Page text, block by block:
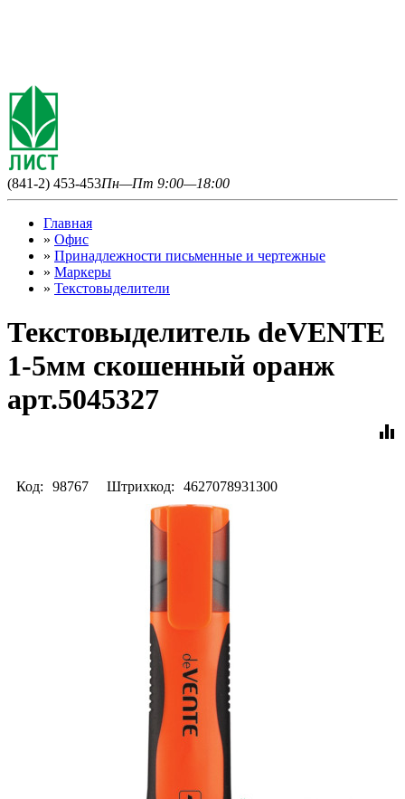
(841-2) 453-453Пн—Пт 9:00—18:00
Главная
» Офис
» Принадлежности письменные и чертежные
» Маркеры
» Текстовыделители
Текстовыделитель deVENTE
1-5мм скошенный оранж
арт.5045327
equalizer
Код: 98767 Штрихкод: 4627078931300